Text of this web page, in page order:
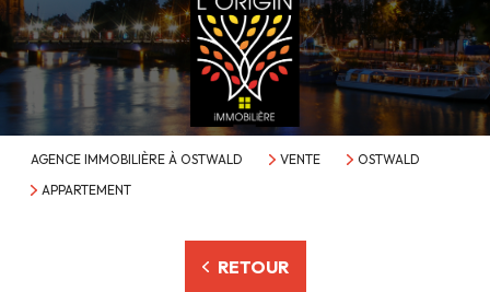
AGENCE IMMOBILIÈRE À OSTWALD VENTE
OSTWALD
APPARTEMENT
RETOUR